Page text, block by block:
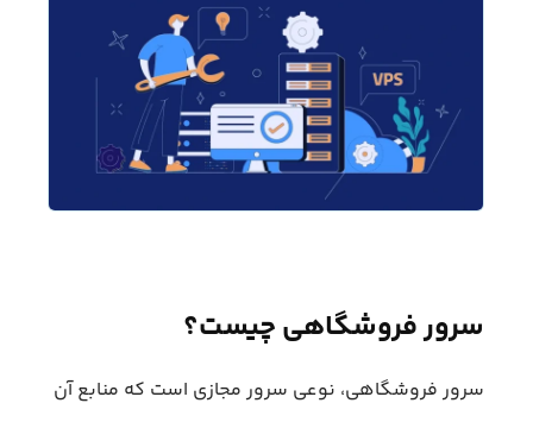
سرور فروشگاهی چیست؟
سرور فروشگاهی، نوعی سرور مجازی است که منابع آن